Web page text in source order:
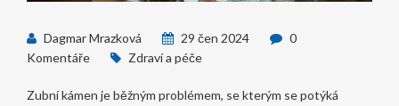
Dagmar Mrazková 29 čen 2024
0
Komentáře
Zdraví a péče
Zubní kámen je běžným problémem, se kterým se potýká